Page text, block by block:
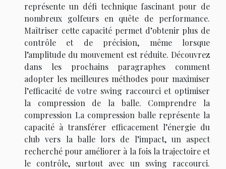
représente un défi technique fascinant pour de
nombreux golfeurs en quête de performance.
Maîtriser cette capacité permet d’obtenir plus de
contrôle et de précision, même lorsque
l’amplitude du mouvement est réduite. Découvrez
dans les prochains paragraphes comment
adopter les meilleures méthodes pour maximiser
l’efficacité de votre swing raccourci et optimiser
la compression de la balle. Comprendre la
compression La compression balle représente la
capacité à transférer efficacement l’énergie du
club vers la balle lors de l’impact, un aspect
recherché pour améliorer à la fois la trajectoire et
le contrôle, surtout avec un swing raccourci.